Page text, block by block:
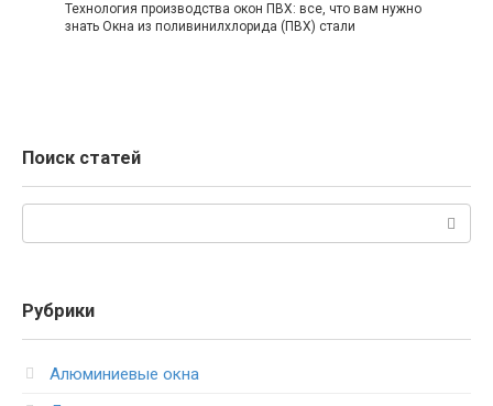
Технология производства окон ПВХ: все, что вам нужно
знать Окна из поливинилхлорида (ПВХ) стали
Поиск статей
Рубрики
Алюминиевые окна